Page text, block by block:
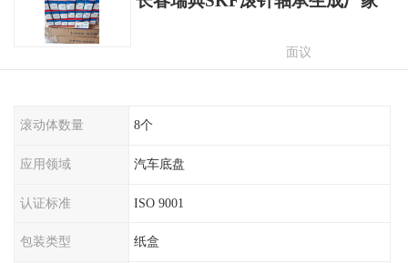
面议
滚动体数量 8个
应用领域 汽车底盘
认证标准 ISO 9001
包装类型 纸盒